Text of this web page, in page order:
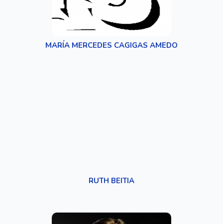
MARÍA MERCEDES CAGIGAS AMEDO
RUTH BEITIA